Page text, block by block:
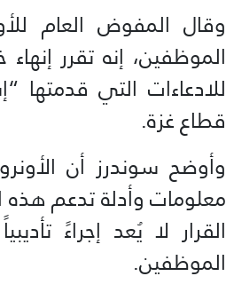
وقال المفوض العام
للادعاءات التي قدمتها
قطاع غزة.
وأوضح سوندرز أن
معلومات وأدلة تدعم هذه
القرار لا يُعد إجراءً
الموظفين.